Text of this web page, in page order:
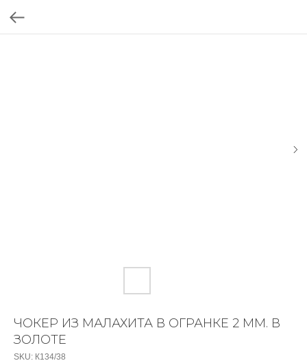
ЧОКЕР ИЗ МАЛАХИТА В ОГРАНКЕ 2 ММ. В
ЗОЛОТЕ
SKU: К134/38